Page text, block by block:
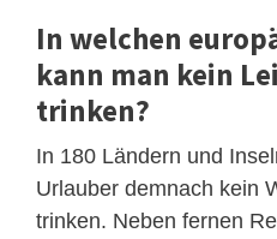
In welchen
kann man kein
trinken?
In 180 Ländern und
Urlauber demnach kein
trinken. Neben fernen